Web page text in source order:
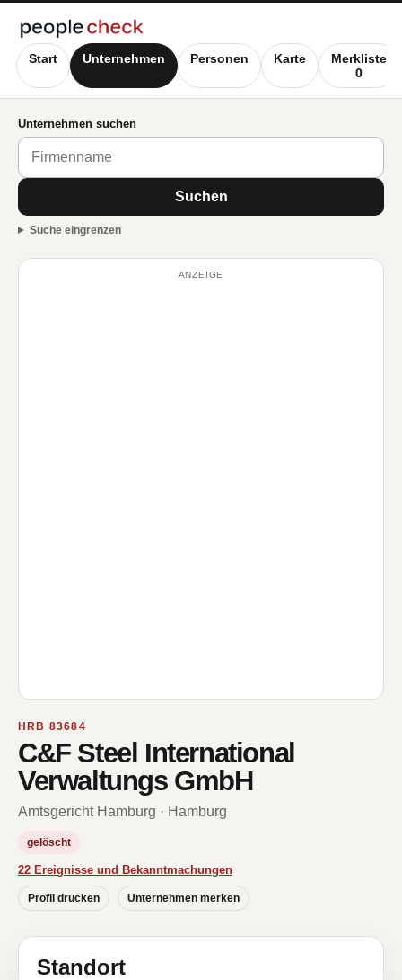
Start Unternehmen Personen Karte
Merkliste
0
Unternehmen suchen
Suchen
Suche eingrenzen
ANZEIGE
HRB 83684
C&F Steel International
Verwaltungs GmbH
Amtsgericht Hamburg · Hamburg
gelöscht
22 Ereignisse und Bekanntmachungen
Profil drucken Unternehmen merken
Standort